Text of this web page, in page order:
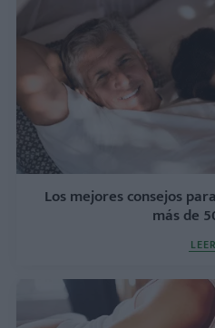
Los mejores consejos
más de
LEER